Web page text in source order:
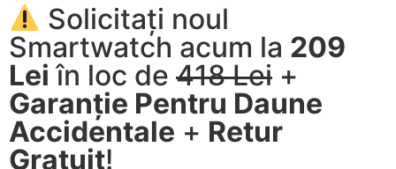
Solicitați noul
Smartwatch acum la 209
Lei în loc de 418 Lei +
Garanție Pentru Daune
Accidentale + Retur
Gratuit!